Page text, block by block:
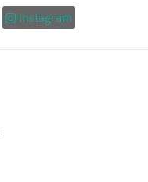
Instagram